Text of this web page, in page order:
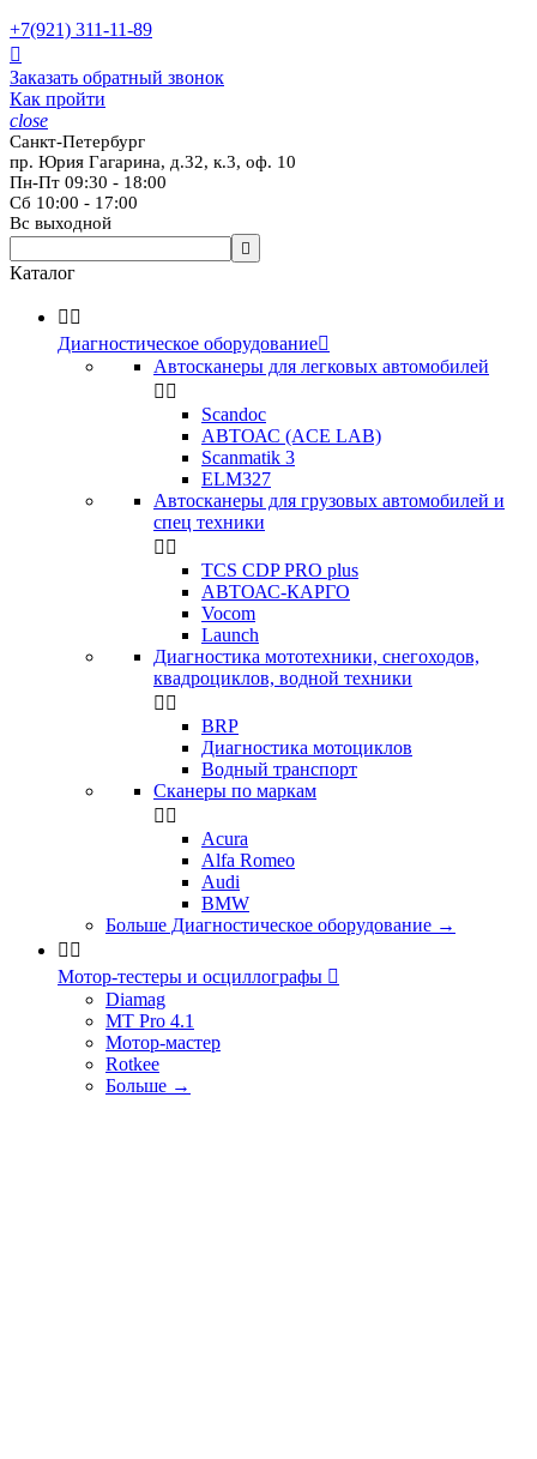
+7(921) 311-11-89

Заказать обратный звонок
Как пройти
close
Санкт-Петербург
пр. Юрия Гагарина, д.32, к.3, оф. 10
Пн-Пт 09:30 - 18:00
Сб 10:00 - 17:00
Вс выходной

Каталог
 
Диагностическое оборудование
Автосканеры для легковых автомобилей
 
Scandoc
АВТОАС (ACE LAB)
Scanmatik 3
ELM327
Автосканеры для грузовых автомобилей и
спец техники
 
TCS CDP PRO plus
АВТОАС-КАРГО
Vocom
Launch
Диагностика мототехники, снегоходов,
квадроциклов, водной техники
 
BRP
Диагностика мотоциклов
Водный транспорт
Сканеры по маркам
 
Acura
Alfa Romeo
Audi
BMW
Больше Диагностическое оборудование →
 
Мотор-тестеры и осциллографы 
Diamag
MT Pro 4.1
Мотор-мастер
Rotkee
Больше →